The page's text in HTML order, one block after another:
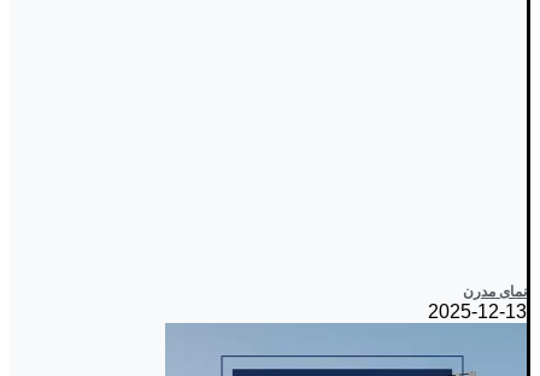
نمای مدرن
2025-12-13